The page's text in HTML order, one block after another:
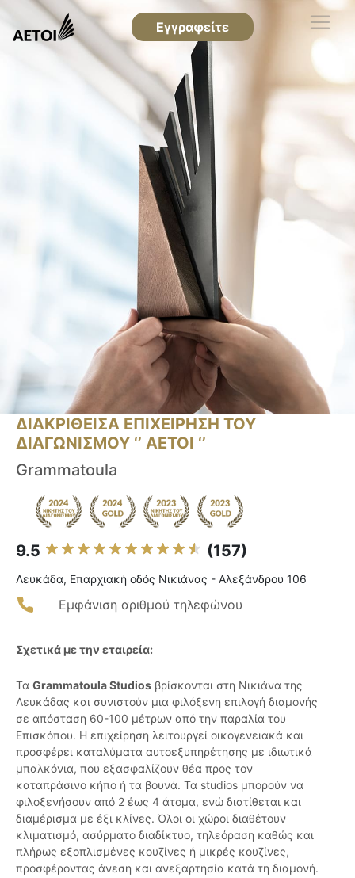
Εγγραφείτε
ΔΙΑΚΡΙΘΕΙΣΑ ΕΠΙΧΕΙΡΗΣΗ ΤΟΥ
ΔΙΑΓΩΝΙΣΜΟΥ ‘’ ΑΕΤΟΙ ‘’
Grammatoula
9.5 (157)
Λευκάδα, Επαρχιακή οδός Νικιάνας - Αλεξάνδρου 106
Εμφάνιση αριθμού τηλεφώνου
Σχετικά με την εταιρεία:
Τα Grammatoula Studios βρίσκονται στη Νικιάνα της
Λευκάδας και συνιστούν μια φιλόξενη επιλογή διαμονής
σε απόσταση 60-100 μέτρων από την παραλία του
Επισκόπου. Η επιχείρηση λειτουργεί οικογενειακά και
προσφέρει καταλύματα αυτοεξυπηρέτησης με ιδιωτικά
μπαλκόνια, που εξασφαλίζουν θέα προς τον
καταπράσινο κήπο ή τα βουνά. Τα studios μπορούν να
φιλοξενήσουν από 2 έως 4 άτομα, ενώ διατίθεται και
διαμέρισμα με έξι κλίνες. Όλοι οι χώροι διαθέτουν
κλιματισμό, ασύρματο διαδίκτυο, τηλεόραση καθώς και
πλήρως εξοπλισμένες κουζίνες ή μικρές κουζίνες,
προσφέροντας άνεση και ανεξαρτησία κατά τη διαμονή.